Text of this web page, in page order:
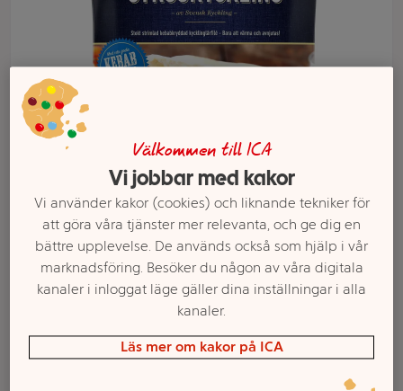
Gyroskyckling
Välj butik och handla
Sortimentet kan variera mellan butikerna
Välkommen till ICA
Vi jobbar med kakor
Vi använder kakor (cookies) och liknande tekniker för
att göra våra tjänster mer relevanta, och ge dig en
bättre upplevelse. De används också som hjälp i vår
marknadsföring. Besöker du någon av våra digitala
kanaler i inloggat läge gäller dina inställningar i alla
kanaler.
Läs mer om kakor på ICA